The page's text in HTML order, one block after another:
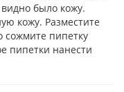
было кожу.
кожу. Разместите
сожмите пипетку
пипетки нанести